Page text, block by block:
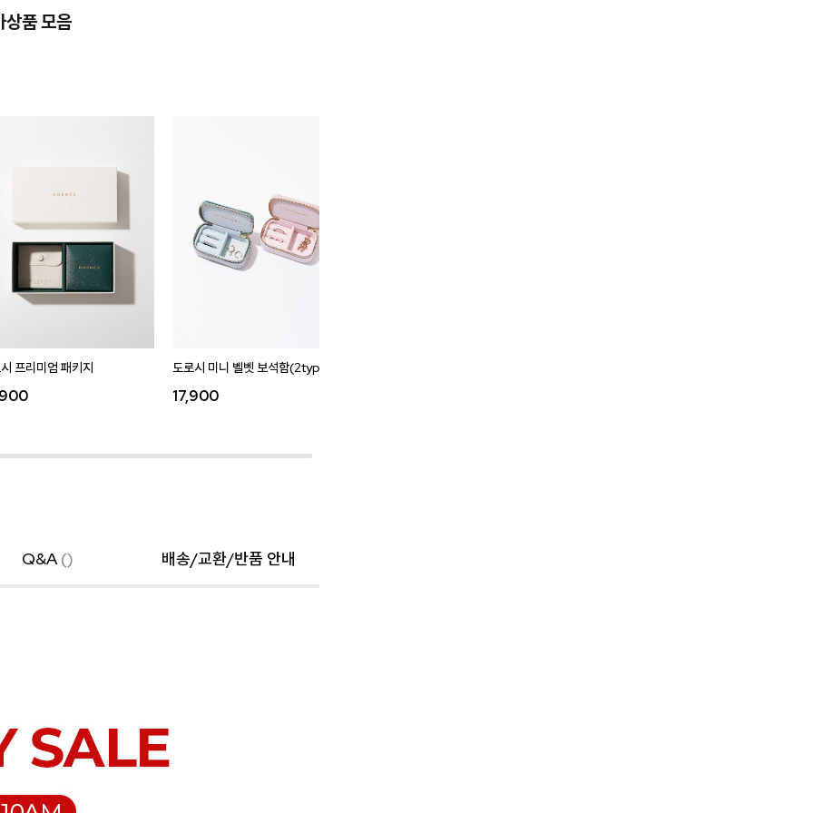
상품 모음
프리미엄 패키지 도로시 미니 벨벳 보석함(2type)
17,900
Q&A() 배송/교환/반품 안내